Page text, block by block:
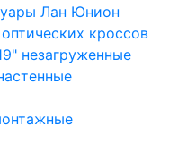
Лан Юнион
кроссов
незагруженные